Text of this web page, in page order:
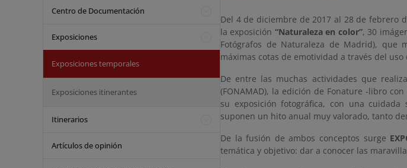
Centro de Documentación
Exposiciones
Exposiciones temporales
Exposiciones itinerantes
Itinerarios
Artículos de opinión
Del 4 de diciembre de 2017 al 28 de febrero
la exposición “Naturaleza en color”, 30
Fotógrafos de Naturaleza de Madrid), que
máximas cotas de emotividad a través del uso
De entre las muchas actividades que
(FONAMAD), la edición de Fonature -libro
su exposición fotográfica, con una
suponen un hito anual muy valorado, tanto
De la fusión de ambos conceptos surge
temática y objetivo: dar a conocer las